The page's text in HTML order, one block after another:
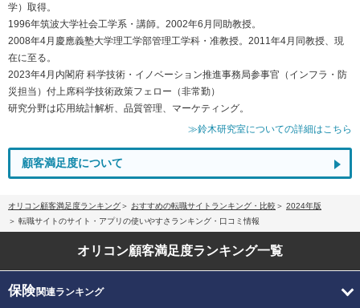
学）取得。
1996年筑波大学社会工学系・講師。2002年6月同助教授。
2008年4月慶應義塾大学理工学部管理工学科・准教授。2011年4月同教授、現
在に至る。
2023年4月内閣府 科学技術・イノベーション推進事務局参事官（インフラ・防
災担当）付上席科学技術政策フェロー（非常勤）
研究分野は応用統計解析、品質管理、マーケティング。
≫鈴木研究室についての詳細はこちら
顧客満足度について
オリコン顧客満足度ランキング おすすめの転職サイトランキング・比較
2024年版
転職サイトのサイト・アプリの使いやすさランキング・口コミ情報
オリコン顧客満足度ランキング一覧
保険関連ランキング